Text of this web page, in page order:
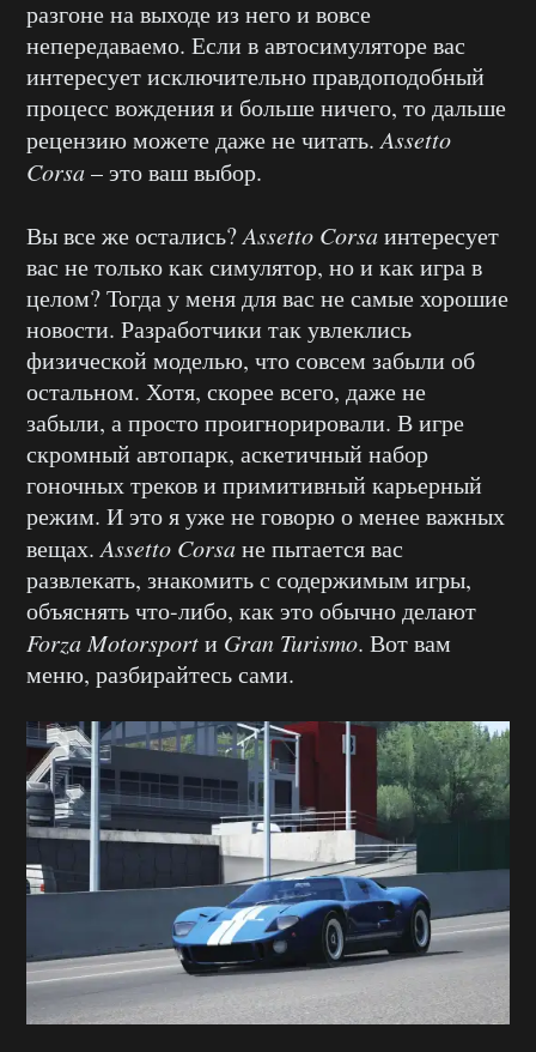
разгоне на выходе из него и вовсе
непередаваемо. Если в автосимуляторе вас
интересует исключительно правдоподобный
процесс вождения и больше ничего, то дальше
рецензию можете даже не читать.Assetto
Corsa– это ваш выбор.
Вы все же остались?Assetto Corsaинтересует
вас не только как симулятор, но и как игра в
целом? Тогда у меня для вас не самые хорошие
новости. Разработчики так увлеклись
физической моделью, что совсем забыли об
остальном. Хотя, скорее всего, даже не
забыли, а просто проигнорировали. В игре
скромный автопарк, аскетичный набор
гоночных треков и примитивный карьерный
режим. И это я уже не говорю о менее важных
вещах.Assetto Corsaне пытается вас
развлекать, знакомить с содержимым игры,
объяснять что-либо, как это обычно делают
Forza Motorsportи Gran Turismo. Вот вам
меню, разбирайтесь сами.